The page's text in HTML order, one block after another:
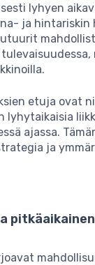
lyhyen
ja
etuja ovat
lyhytaikaisia
ajassa.
ja